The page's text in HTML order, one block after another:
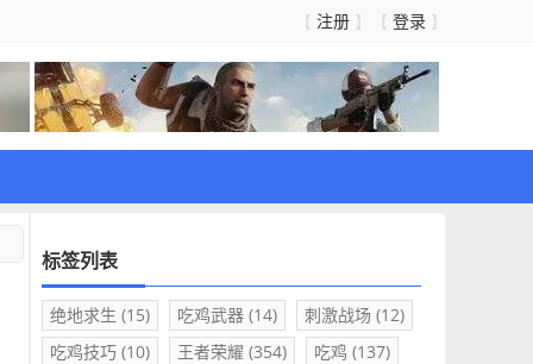
【 注册 】【 登录 】
标签列表
绝地求生 (15) 吃鸡武器(14) 刺激战场 (12)
吃鸡技巧(10) 王者荣耀 (354) 吃鸡 (137)